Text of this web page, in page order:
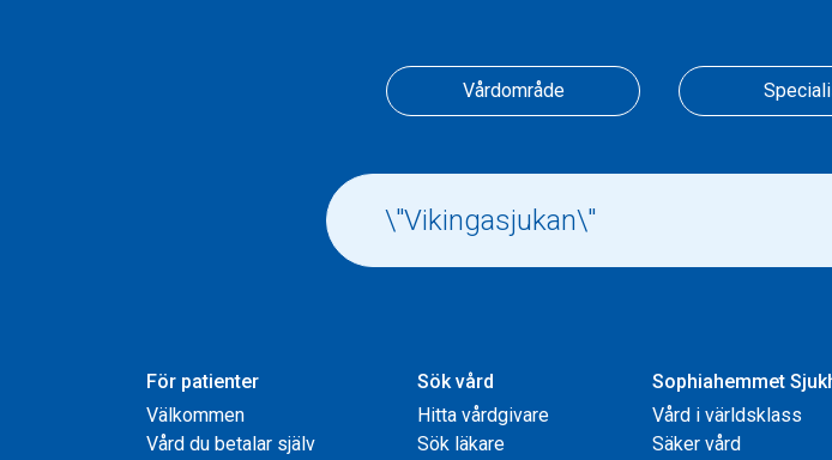
Vårdområde
För patienter
Välkommen
Vård du betalar själv
Sök vård
Hitta vårdgivare
Sök läkare
Sophiahemmet
Vård i världsklass
Säker vård